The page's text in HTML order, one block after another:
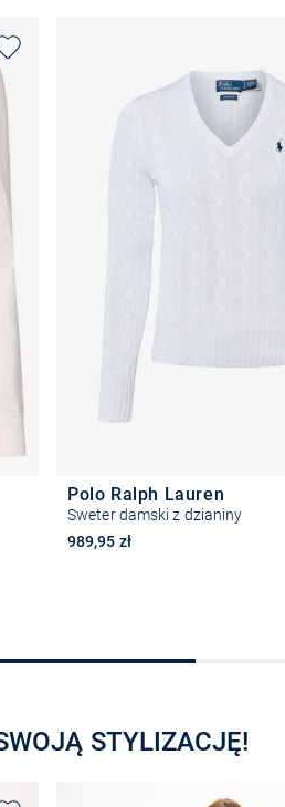
Polo Ralph Lauren
Sweter damski z dzianiny
989,95 zł
Wybierz rozmiar
STYLIZACJĘ!